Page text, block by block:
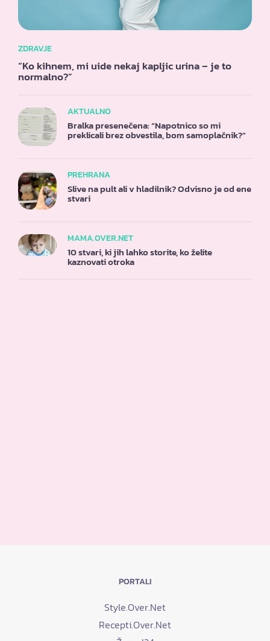
ZDRAVJE
“Ko kihnem, mi uide nekaj kapljic urina – je to
normalno?”
AKTUALNO
Bralka presenečena: “Napotnico so mi
preklicali brez obvestila, bom samoplačnik?”
PREHRANA
Slive na pult ali v hladilnik? Odvisno je od ene
stvari
MAMA.OVER.NET
10 stvari, ki jih lahko storite, ko želite
kaznovati otroka
PORTALI
Style.Over.Net
Recepti.Over.Net